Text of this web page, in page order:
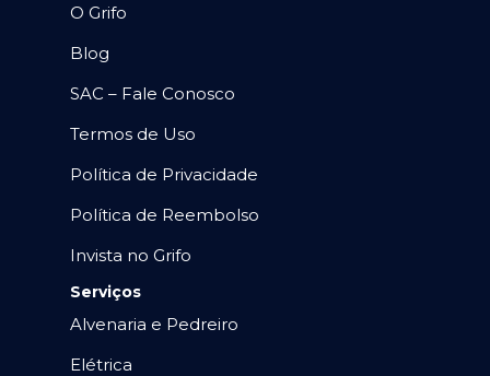
O Grifo
Blog
SAC – Fale Conosco
Termos de Uso
Política de Privacidade
Política de Reembolso
Invista no Grifo
Serviços
Alvenaria e Pedreiro
Elétrica